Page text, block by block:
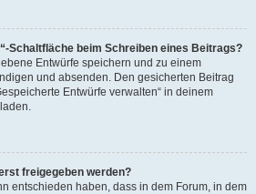
Schaltfläche beim Schreiben eines Beitrags?
Entwürfe speichern und zu einem
und absenden. Den gesicherten Beitrag
Entwürfe verwalten“ in deinem
freigegeben werden?
entschieden haben, dass in dem Forum, in dem